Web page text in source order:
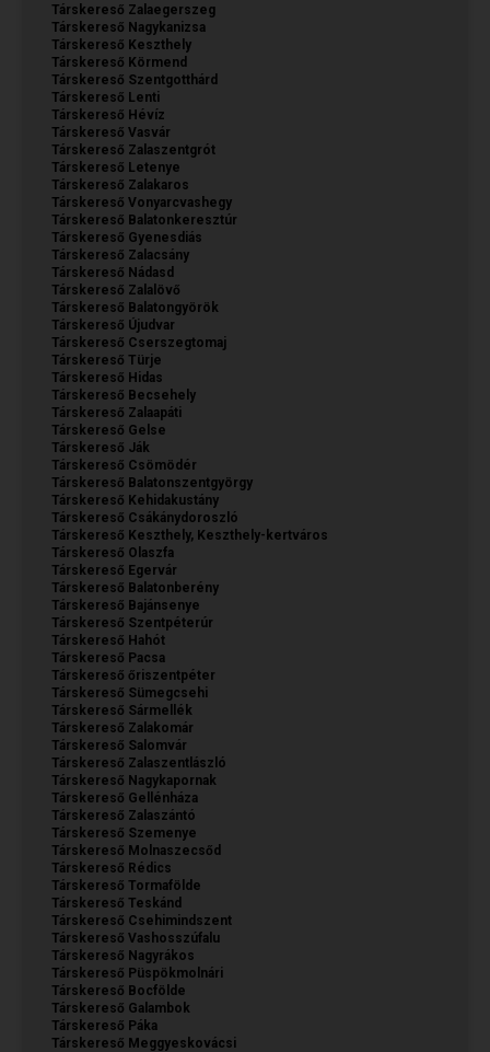
Társkereső Zalaegerszeg
Társkereső Nagykanizsa
Társkereső Keszthely
Társkereső Körmend
Társkereső Szentgotthárd
Társkereső Lenti
Társkereső Hévíz
Társkereső Vasvár
Társkereső Zalaszentgrót
Társkereső Letenye
Társkereső Zalakaros
Társkereső Vonyarcvashegy
Társkereső Balatonkeresztúr
Társkereső Gyenesdiás
Társkereső Zalacsány
Társkereső Nádasd
Társkereső Zalalövő
Társkereső Balatongyörök
Társkereső Újudvar
Társkereső Cserszegtomaj
Társkereső Türje
Társkereső Hidas
Társkereső Becsehely
Társkereső Zalaapáti
Társkereső Gelse
Társkereső Ják
Társkereső Csömödér
Társkereső Balatonszentgyörgy
Társkereső Kehidakustány
Társkereső Csákánydoroszló
Társkereső Keszthely, Keszthely-kertváros
Társkereső Olaszfa
Társkereső Egervár
Társkereső Balatonberény
Társkereső Bajánsenye
Társkereső Szentpéterúr
Társkereső Hahót
Társkereső Pacsa
Társkereső őriszentpéter
Társkereső Sümegcsehi
Társkereső Sármellék
Társkereső Zalakomár
Társkereső Salomvár
Társkereső Zalaszentlászló
Társkereső Nagykapornak
Társkereső Gellénháza
Társkereső Zalaszántó
Társkereső Szemenye
Társkereső Molnaszecsőd
Társkereső Rédics
Társkereső Tormafölde
Társkereső Teskánd
Társkereső Csehimindszent
Társkereső Vashosszúfalu
Társkereső Nagyrákos
Társkereső Püspökmolnári
Társkereső Bocfölde
Társkereső Galambok
Társkereső Páka
Társkereső Meggyeskovácsi